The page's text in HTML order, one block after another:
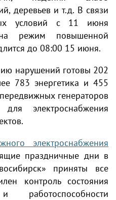
деревьев и т.д. В связи
условий с 11 июня
режим повышенной
до 08:00 15 июня.
нарушений готовы 202
783 энергетика и 455
генераторов
электроснабжения
электроснабжения
праздничные дни в
приняты все
контроль состояния
работоспособности